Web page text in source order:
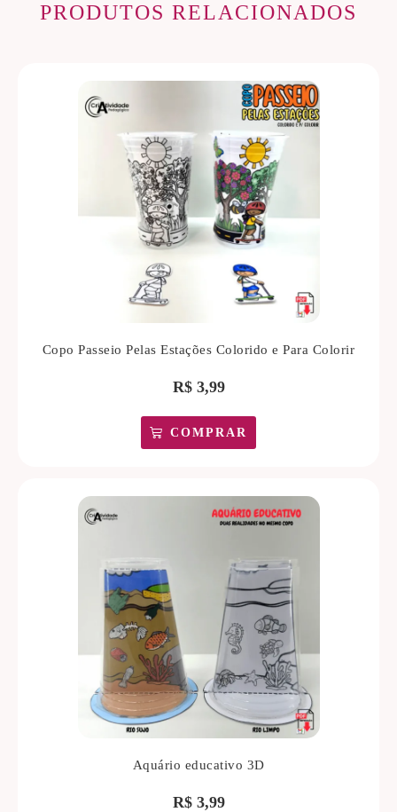
PRODUTOS RELACIONADOS
Copo Passeio Pelas Estações Colorido e Para Colorir
R$3,99
COMPRAR
Aquário educativo 3D
R$3,99